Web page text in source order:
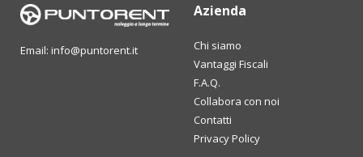
Email: info@puntorent.it
Azienda
Chi siamo
Vantaggi Fiscali
F.A.Q.
Collabora con noi
Contatti
Privacy Policy